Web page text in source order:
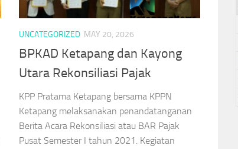
UNCATEGORIZED MAY 20, 2026
BPKAD Ketapang dan Kayong
Utara Rekonsiliasi Pajak
KPP Pratama Ketapang bersama KPPN
Ketapang melaksanakan penandatanganan
Berita Acara Rekonsiliasi atau BAR Pajak
Pusat Semester I tahun 2021. Kegiatan